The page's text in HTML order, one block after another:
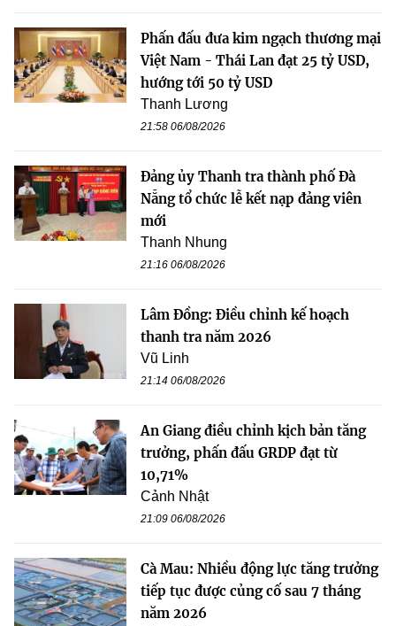
Phấn đấu đưa kim ngạch thương mại
Việt Nam - Thái Lan đạt 25 tỷ USD,
hướng tới 50 tỷ USD
Thanh Lương
21:58 06/08/2026
Đảng ủy Thanh tra thành phố Đà
Nẵng tổ chức lễ kết nạp đảng viên
mới
Thanh Nhung
21:16 06/08/2026
Lâm Đồng: Điều chỉnh kế hoạch
thanh tra năm 2026
Vũ Linh
21:14 06/08/2026
An Giang điều chỉnh kịch bản tăng
trưởng, phấn đấu GRDP đạt từ
10,71%
Cảnh Nhật
21:09 06/08/2026
Cà Mau: Nhiều động lực tăng trưởng
tiếp tục được củng cố sau 7 tháng
năm 2026